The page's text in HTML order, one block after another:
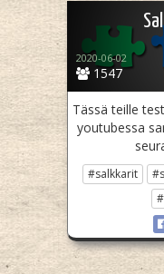
1547
2020-06-02
Tässä teille
youtubessa
#salkkarit